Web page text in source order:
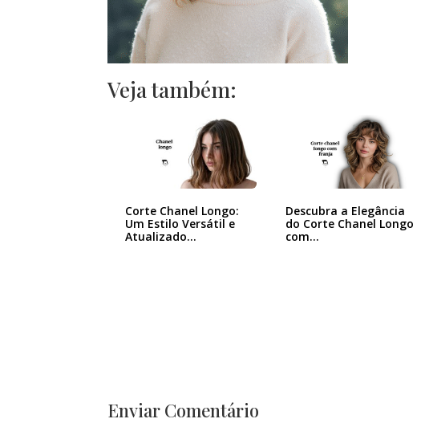
Veja também:
Corte Chanel Longo:
Um Estilo Versátil e
Atualizado…
Descubra a Elegância
do Corte Chanel Longo
com…
Enviar Comentário